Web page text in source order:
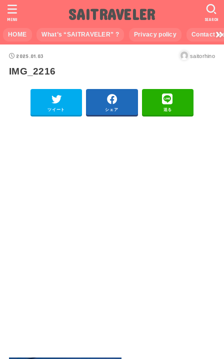
SAITRAVELER
HOME What’s “SAITRAVELER” ? Privacy policy Contact
SEARCH
MENU
2025.01.03 saitorhino
IMG_2216
ツイート シェア 送る